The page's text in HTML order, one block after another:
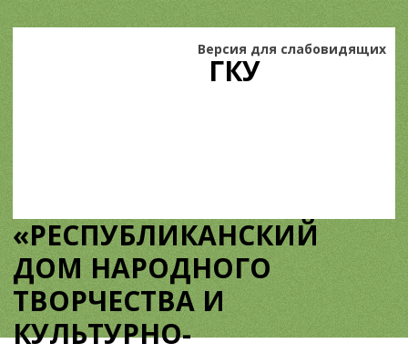
ГКУ
«РЕСПУБЛИКАНСКИЙ
ДОМ НАРОДНОГО
ТВОРЧЕСТВА И
КУЛЬТУРНО-
Версия для слабовидящих